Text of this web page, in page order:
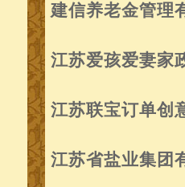
建信养老金管理
江苏爱孩爱妻家
江苏联宝订单创
江苏省盐业集团